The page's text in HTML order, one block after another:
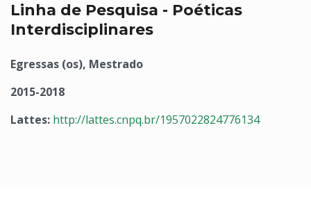
Linha de Pesquisa - Poéticas
Interdisciplinares
Egressas (os), Mestrado
2015-2018
Lattes: http://lattes.cnpq.br/1957022824776134